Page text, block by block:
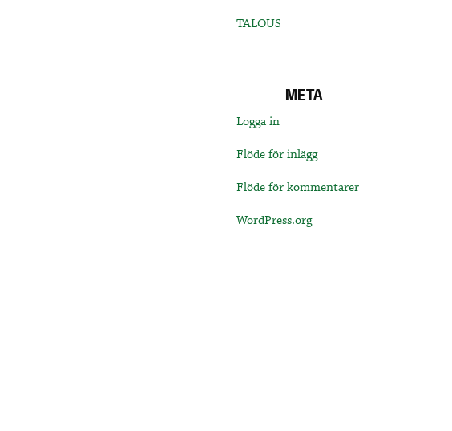
TALOUS
META
Logga in
Flöde för inlägg
Flöde för kommentarer
WordPress.org